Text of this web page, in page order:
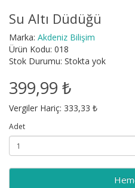
Su Altı Düdüğü
Marka: Akdeniz Bilişim
Ürün Kodu: 018
Stok Durumu: Stokta yok
399,99 ₺
Vergiler Hariç: 333,33 ₺
Adet